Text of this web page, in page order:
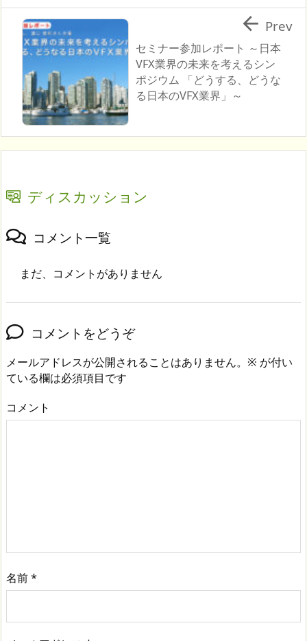
セミナー参加レポート ～日本
VFX業界の未来を考えるシン
ポジウム 「どうする、どうな
る日本のVFX業界」～
 Prev
ディスカッション
コメント一覧
まだ、コメントがありません
コメントをどうぞ
メールアドレスが公開されることはありません。 ※ が付い
ている欄は必須項目です
コメント
名前*